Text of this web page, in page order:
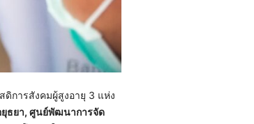
การสังคมผู้สูงอายุ 3 แห่ง
ธยา, ศูนย์พัฒนาการจัด